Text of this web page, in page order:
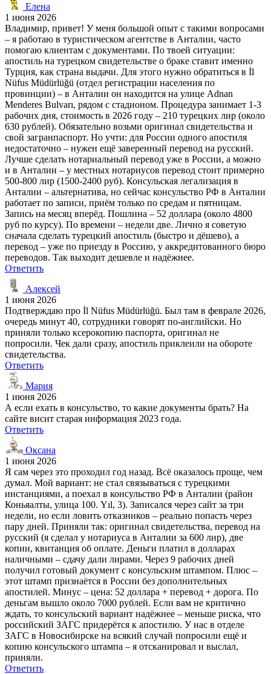
Елена
1 июня 2026
Владимир, привет! У меня большой опыт с такими вопросами
– я работаю в туристическом агентстве в Анталии, часто
помогаю клиентам с документами. По твоей ситуации:
апостиль на турецком свидетельстве о браке ставит именно
Турция, как страна выдачи. Для этого нужно обратиться в İl
Nüfus Müdürlüğü (отдел регистрации населения по
провинции) – в Анталии он находится на улице Adnan
Menderes Bulvarı, рядом с стадионом. Процедура занимает 1-3
рабочих дня, стоимость в 2026 году – 210 турецких лир (около
630 рублей). Обязательно возьми оригинал свидетельства и
свой загранпаспорт. Но учти: для России одного апостиля
недостаточно – нужен ещё заверенный перевод на русский.
Лучше сделать нотариальный перевод уже в России, а можно
и в Анталии – у местных нотариусов перевод стоит примерно
500-800 лир (1500-2400 руб). Консульская легализация в
Анталии – альтернатива, но сейчас консульство РФ в Анталии
работает по записи, приём только по средам и пятницам.
Запись на месяц вперёд. Пошлина – 52 доллара (около 4800
руб по курсу). По времени – недели две. Лично я советую
сначала сделать турецкий апостиль (быстро и дёшево), а
перевод – уже по приезду в Россию, у аккредитованного бюро
переводов. Так выходит дешевле и надёжнее.
Ответить
Алексей
1 июня 2026
Подтверждаю про İl Nüfus Müdürlüğü. Был там в феврале 2026,
очередь минут 40, сотрудники говорят по-английски. Но
приняли только ксерокопию паспорта, оригинал не
попросили. Чек дали сразу, апостиль приклеили на обороте
свидетельства.
Ответить
Мария
1 июня 2026
А если ехать в консульство, то какие документы брать? На
сайте висит старая информация 2023 года.
Ответить
Оксана
1 июня 2026
Я сам через это проходил год назад. Всё оказалось проще, чем
думал. Мой вариант: не стал связываться с турецкими
инстанциями, а поехал в консульство РФ в Анталии (район
Коньяалты, улица 100. Yıl, 3). Записался через сайт за три
недели, но если ловить отказников – реально попасть через
пару дней. Приняли так: оригинал свидетельства, перевод на
русский (я сделал у нотариуса в Анталии за 600 лир), две
копии, квитанция об оплате. Деньги платил в долларах
наличными – сдачу дали лирами. Через 9 рабочих дней
получил готовый документ с консульским штампом. Плюс –
этот штамп признаётся в России без дополнительных
апостилей. Минус – цена: 52 доллара + перевод + дорога. По
деньгам вышло около 7000 рублей. Если вам не критично
ждать, то консульский вариант надёжнее – меньше риска, что
российский ЗАГС придерётся к апостилю. У нас в отделе
ЗАГС в Новосибирске на всякий случай попросили ещё и
копию консульского штампа – я отсканировал и выслал,
приняли.
Ответить